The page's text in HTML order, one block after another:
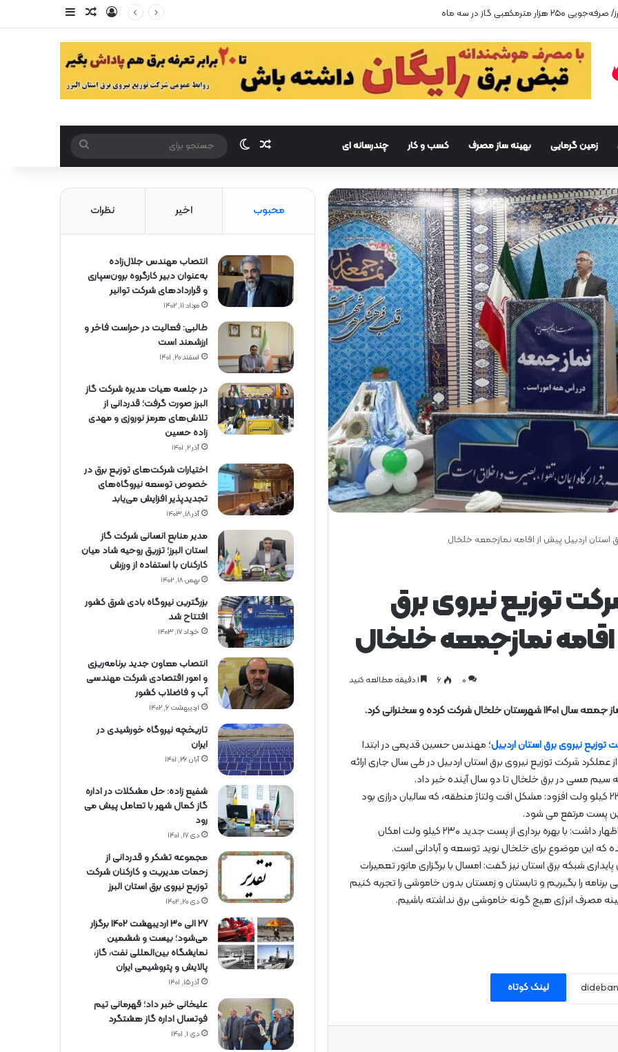
ورود مقاله تصادفی
زمین گرمایی بهینه ساز مصرف کسب و کار چندرسانه ای مقاله تصادفی
تغییر پوست
برای
استان اردبیل پیش از اقامه نمازجمعه خلخال
توزیع نیروی برق
نمازجمعه خلخال
0 ۶
کرده و سخنرانی کرد.
توزیع نیروی برق استان اردبیل؛ مهندس حسین قدیمی در ابتدا
شرکت توزیع نیروی برق استان اردبیل در طی سال جاری ارائه
سیم مسی در برق خلخال تا دو سال آینده خبر داد.
قدیمی همچنین در خصوص بهره برداری از پست جدید ۲۳۰ کیلو ولت افزود: مشکل افت ولتاژ منطقه، که سالیان درازی بود
این پست مرتفع می شود.
وی در ادامه در خصوص ظرفیت پست های برق در خلخال اظهار داشت: با بهره برداری از پست جدید ۲۳۰ کیلو ولت امکان
این موضوع برای خلخال نوید توسعه و آبادانی است.
شبکه برق استان نیز گفت: امسال با برگزاری مانور تعمیرات
را بگیریم و تابستان و زمستان بدون خاموشی را تجربه کنیم
مصرف انرژی هیچ گونه خاموشی برق نداشته باشیم.
لینک کوتاه
محبوب اخیر نظرات
انتصاب مهندس جلال‌زاده
به‌عنوان دبیر كارگروه برون‌سپاری
و قراردادهای شركت توانیر
مرداد ۱۱, ۱۴۰۲
طالبی: فعالیت در حراست فاخر و
ارزشمند است
اسفند ۲۰, ۱۴۰۱
در جلسه هیات مدیره شرکت گاز
البرز صورت گرفت؛ قدردانی از
تلاش‌های هرمز نوروزی و مهدی
زاده حسین
آذر ۲, ۱۴۰۱
اختیارات شرکت‌های توزیع برق در
خصوص توسعه نیروگاه‌های
تجدیدپذیر افزایش می‌یابد
آذر ۱۸, ۱۴۰۳
مدیر منابع انسانی شرکت گاز
استان البرز؛ تزریق روحیه شاد میان
کارکنان با استفاده از ورزش
بهمن ۱۸, ۱۴۰۲
بزرگترین نیروگاه بادی شرق کشور
افتتاح شد
خرداد ۱۷, ۱۴۰۳
انتصاب معاون جدید برنامه‌ریزی
و امور اقتصادی شرکت مهندسی
آب و فاضلاب کشور
اردیبهشت ۶, ۱۴۰۲
تاریخچه نیروگاه خورشیدی در
ایران
آبان ۲۶, ۱۴۰۱
شفیع زاده: حل مشکلات در اداره
گاز کمال شهر با تعامل پیش می
رود
دی ۱۷, ۱۴۰۱
مجموعه تشکر و قدردانی از
زحمات مدیریت و کارکنان شرکت
توزیع نیروی برق استان البرز
دی ۲۰, ۱۴۰۲
27 الی 30 اردیبهشت 1402 برگزار
می‌شود؛ بیست و ششمین
نمایشگاه بین‌المللی نفت، گاز،
پالایش و پتروشیمی ایران
آذر ۱۵, ۱۴۰۱
علیخانی خبر داد؛ قهرمانی تیم
فوتسال اداره گاز هشتگرد
دی ۱, ۱۴۰۱